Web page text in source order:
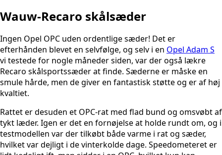
Wauw-Recaro skålsæder
Ingen Opel OPC uden ordentlige sæder! Det er
efterhånden blevet en selvfølge, og selv i en Opel Adam S
vi testede for nogle måneder siden, var der også lækre
Recaro skålsportssæder at finde. Sæderne er måske en
smule hårde, men de giver en fantastisk støtte og er af høj
kvaltiet.
Rattet er desuden et OPC-rat med flad bund og omsvøbt af
tykt læder. Igen er det en fornøjelse at holde rundt om, og i
testmodellen var der tilkøbt både varme i rat og sæder,
hvilket var dejligt i de vinterkolde dage. Speedometeret er